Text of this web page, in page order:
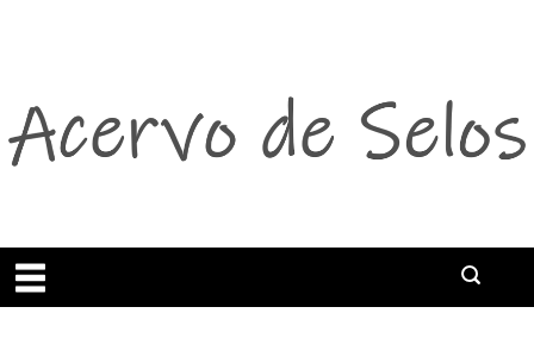
Abrir menu